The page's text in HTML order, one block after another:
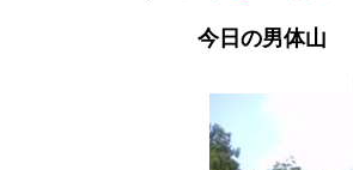
今日の男体山